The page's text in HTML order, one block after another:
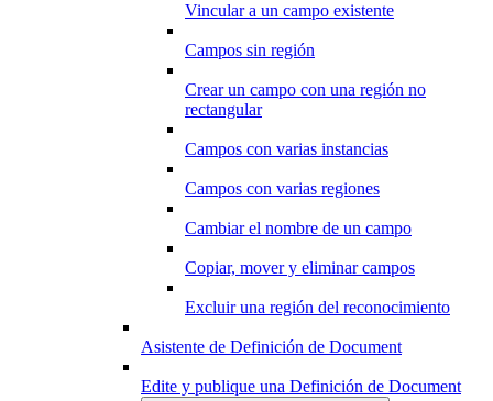
Vincular a un campo existente
Campos sin región
Crear un campo con una región no
rectangular
Campos con varias instancias
Campos con varias regiones
Cambiar el nombre de un campo
Copiar, mover y eliminar campos
Excluir una región del reconocimiento
Asistente de Definición de Document
Edite y publique una Definición de Document